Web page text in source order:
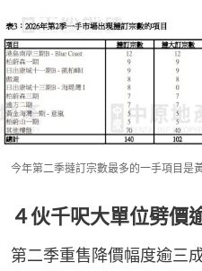
今年第二季撻訂宗數最多的一手項目是
４伙千呎大單位劈價
第二季重售降價幅度逾三